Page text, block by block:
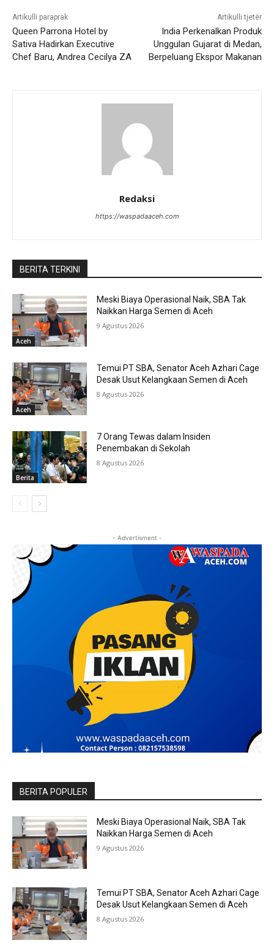
Artikulli paraprak
Queen Parrona Hotel by
Sativa Hadirkan Executive
Chef Baru, Andrea Cecilya ZA
Artikulli tjetër
India Perkenalkan Produk
Unggulan Gujarat di Medan,
Berpeluang Ekspor Makanan
Redaksi
https://waspadaaceh.com
BERITA TERKINI
Aceh
Meski Biaya Operasional Naik, SBA Tak
Naikkan Harga Semen di Aceh
9 Agustus 2026
Aceh
Temui PT SBA, Senator Aceh Azhari Cage
Desak Usut Kelangkaan Semen di Aceh
8 Agustus 2026
Berita
7 Orang Tewas dalam Insiden
Penembakan di Sekolah
8 Agustus 2026
- Advertisment -
BERITA POPULER
Meski Biaya Operasional Naik, SBA Tak
Naikkan Harga Semen di Aceh
9 Agustus 2026
Temui PT SBA, Senator Aceh Azhari Cage
Desak Usut Kelangkaan Semen di Aceh
8 Agustus 2026